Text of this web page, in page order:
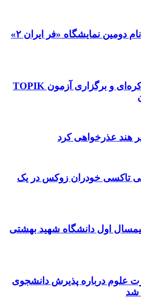
تمدید مهلت ثبت‌نام دومین نمایشگاه «فر ایران ۲»
راه‌اندازی رشته کره‌ای و برگزاری آزمون TOPIK
هند عذرخواهی کرد
تاکسی خودران زوکس در یک
اول دانشگاه شهید بهشتی
علوم درباره پذیرش دانشجوی
شد